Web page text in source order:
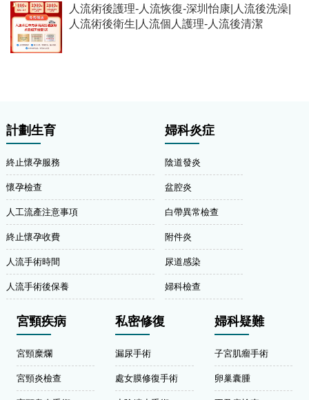
人流術後護理-人流恢復-深圳怡康|人流後洗澡|
人流術後衛生|人流個人護理-人流後清潔
計劃生育
終止懷孕服務
懷孕檢查
人工流產注意事項
終止懷孕收費
人流手術時間
人流手術後保養
婦科炎症
陰道發炎
盆腔炎
白帶異常檢查
附件炎
尿道感染
婦科檢查
宮頸疾病
宮頸糜爛
宮頸炎檢查
私密修復
漏尿手術
處女膜修復手術
婦科疑難
子宮肌瘤手術
卵巢囊腫